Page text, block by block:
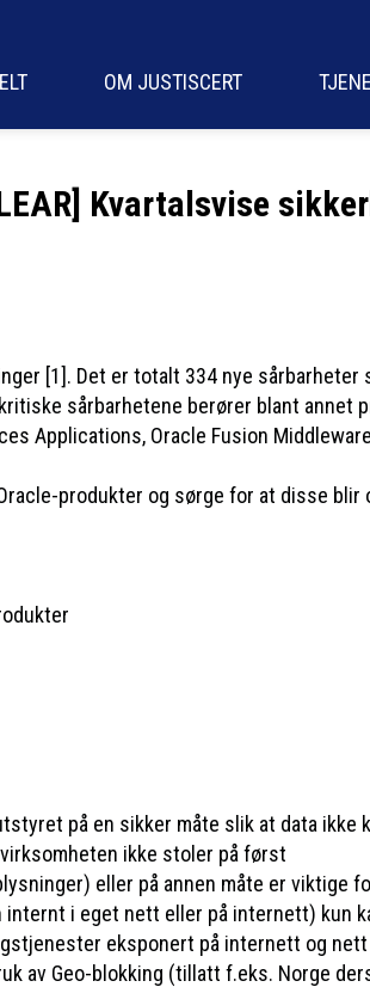
OM JUSTISCERT
Kvartalsvise
[1]. Det er totalt 334 nye
sårbarhetene berører blant annet
Applications, Oracle Fusion
produkter og sørge for at disse
på en sikker måte slik at data ikke
ikke stoler på først
eller på annen måte er viktige
i eget nett eller på internett) kun
eksponert på internett og
av Geo-blokking (tillatt f.eks. Norge